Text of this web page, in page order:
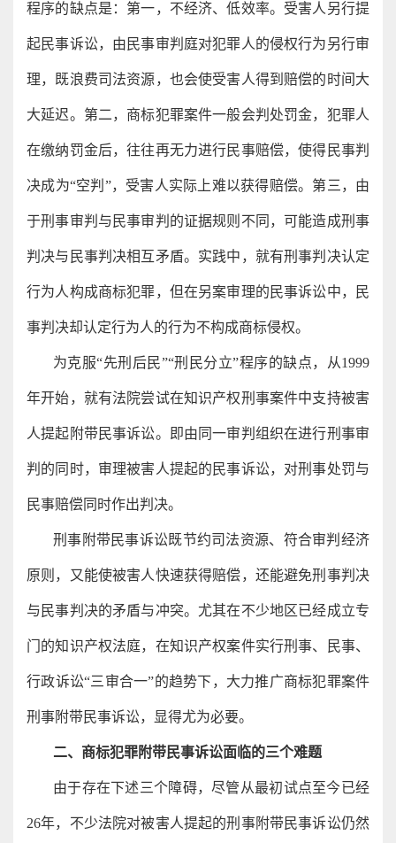
程序的缺点是：第一，不经济、低效率。受害人另行提
起民事诉讼，由民事审判庭对犯罪人的侵权行为另行审
理，既浪费司法资源，也会使受害人得到赔偿的时间大
大延迟。第二，商标犯罪案件一般会判处罚金，犯罪人
在缴纳罚金后，往往再无力进行民事赔偿，使得民事判
决成为“空判”，受害人实际上难以获得赔偿。第三，由
于刑事审判与民事审判的证据规则不同，可能造成刑事
判决与民事判决相互矛盾。实践中，就有刑事判决认定
行为人构成商标犯罪，但在另案审理的民事诉讼中，民
事判决却认定行为人的行为不构成商标侵权。
为克服“先刑后民”“刑民分立”程序的缺点，从1999
年开始，就有法院尝试在知识产权刑事案件中支持被害
人提起附带民事诉讼。即由同一审判组织在进行刑事审
判的同时，审理被害人提起的民事诉讼，对刑事处罚与
民事赔偿同时作出判决。
刑事附带民事诉讼既节约司法资源、符合审判经济
原则，又能使被害人快速获得赔偿，还能避免刑事判决
与民事判决的矛盾与冲突。尤其在不少地区已经成立专
门的知识产权法庭，在知识产权案件实行刑事、民事、
行政诉讼“三审合一”的趋势下，大力推广商标犯罪案件
刑事附带民事诉讼，显得尤为必要。
二、商标犯罪附带民事诉讼面临的三个难题
由于存在下述三个障碍，尽管从最初试点至今已经
26年，不少法院对被害人提起的刑事附带民事诉讼仍然